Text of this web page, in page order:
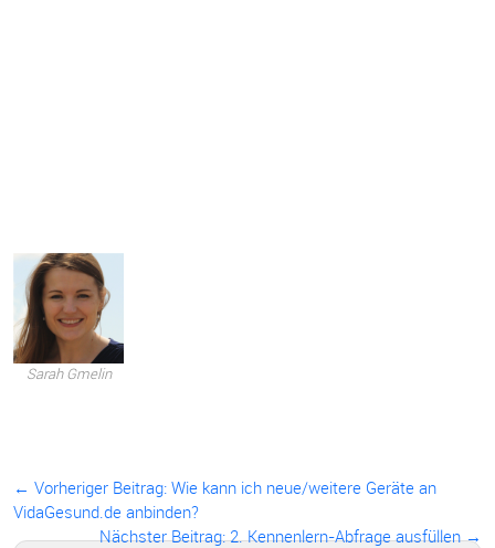
Sarah Gmelin
← Vorheriger Beitrag: Wie kann ich neue/weitere Geräte an
VidaGesund.de anbinden?
Nächster Beitrag: 2. Kennenlern-Abfrage ausfüllen →